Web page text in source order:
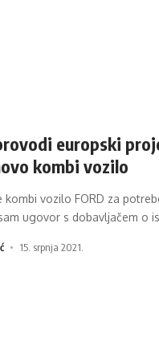
europski
kombi vozilo
kombi vozilo FORD za
ugovor s dobavljačem o
15. srpnja 2021.